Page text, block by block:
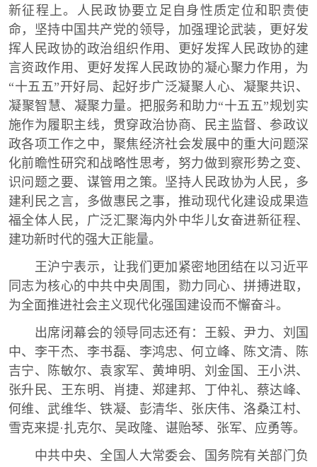
新征程上。人民政协要立足自身性质定位和职责使
命，坚持中国共产党的领导，加强理论武装，更好发
挥人民政协的政治组织作用、更好发挥人民政协的建
言资政作用、更好发挥人民政协的凝心聚力作用，为
“十五五”开好局、起好步广泛凝聚人心、凝聚共识、
凝聚智慧、凝聚力量。把服务和助力“十五五”规划实
施作为履职主线，贯穿政治协商、民主监督、参政议
政各项工作之中，聚焦经济社会发展中的重大问题深
化前瞻性研究和战略性思考，努力做到察形势之变、
识问题之要、谋管用之策。坚持人民政协为人民，多
建利民之言，多做惠民之事，推动现代化建设成果造
福全体人民，广泛汇聚海内外中华儿女奋进新征程、
建功新时代的强大正能量。
王沪宁表示，让我们更加紧密地团结在以习近平
同志为核心的中共中央周围，勠力同心、拼搏进取，
为全面推进社会主义现代化强国建设而不懈奋斗。
出席闭幕会的领导同志还有：王毅、尹力、刘国
中、李干杰、李书磊、李鸿忠、何立峰、陈文清、陈
吉宁、陈敏尔、袁家军、黄坤明、刘金国、王小洪、
张升民、王东明、肖捷、郑建邦、丁仲礼、蔡达峰、
何维、武维华、铁凝、彭清华、张庆伟、洛桑江村、
雪克来提·扎克尔、吴政隆、谌贻琴、张军、应勇等。
中共中央、全国人大常委会、国务院有关部门负